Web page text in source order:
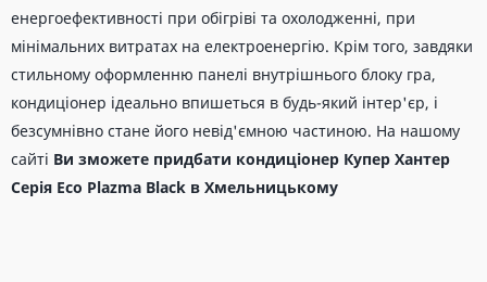
енергоефективності при обігріві та охолодженні, при
мінімальних витратах на електроенергію. Крім того, завдяки
стильному оформленню панелі внутрішнього блоку гра,
кондиціонер ідеально впишеться в будь-який інтер'єр, і
безсумнівно стане його невід'ємною частиною. На нашому
сайті Ви зможете придбати кондиціонер Купер Хантер
Серія Eco Plazma Black в Хмельницькому